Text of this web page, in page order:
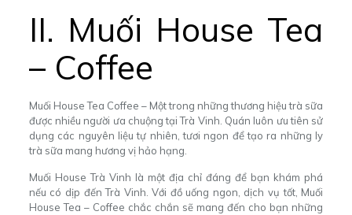
II. Muối House Tea
– Coffee
Muối House Tea Coffee – Một trong những thương hiệu trà sữa
được nhiều người ưa chuộng tại Trà Vinh. Quán luôn ưu tiên sử
dụng các nguyên liệu tự nhiên, tươi ngon để tạo ra những ly
trà sữa mang hương vị hảo hạng.
Muối House Trà Vinh là một địa chỉ đáng để bạn khám phá
nếu có dịp đến Trà Vinh. Với đồ uống ngon, dịch vụ tốt, Muối
House Tea – Coffee chắc chắn sẽ mang đến cho bạn những